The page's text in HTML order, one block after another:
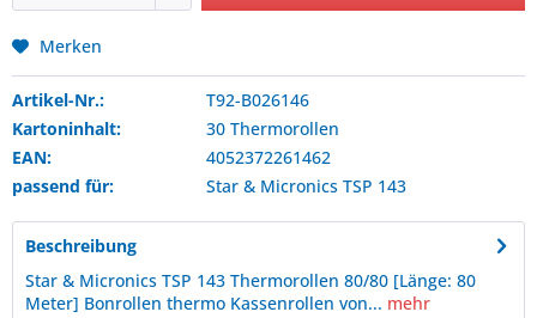
Merken
Artikel-Nr.:
T92-B026146
Kartoninhalt:
30 Thermorollen
EAN:
4052372261462
passend für:
Star & Micronics TSP 143
Beschreibung
Star & Micronics TSP 143 Thermorollen 80/80 [Länge: 80
Meter] Bonrollen thermo Kassenrollen von... mehr